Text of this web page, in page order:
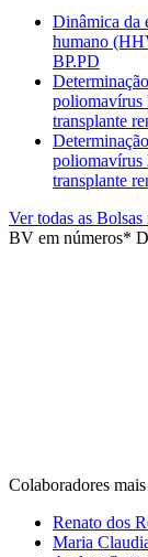
Dinâmica da
humano
BP.PD
poliomavírus
transplante
poliomavírus
transplante
Ver todas as
BV em números*
Colaboradores
Renato dos
Maria